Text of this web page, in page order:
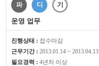
파 디 기
운영 업무
진행상태 : 접수마감
근무기간 : 2013.01.14 ~ 2013.04.13
필요경력 : 4년차 이상